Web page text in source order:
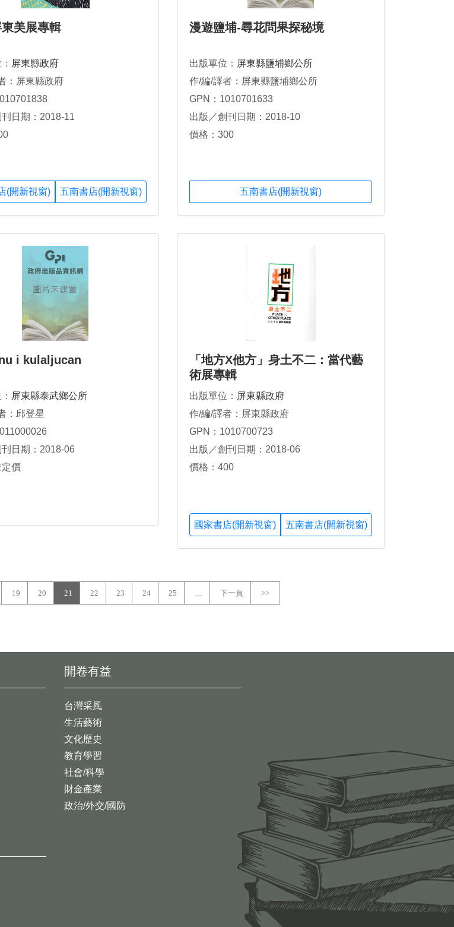
美展專輯
屏東縣政府
：屏東縣政府
日期：2018-11
(開新視窗) 五南書店(開新視窗)
漫遊鹽埔-尋花問果探秘境
出版單位： 屏東縣鹽埔鄉公所
作/編/譯者：屏東縣鹽埔鄉公所
GPN：1010701633
出版／創刊日期：2018-10
價格：300
五南書店(開新視窗)
i kulaljucan
屏東縣泰武鄉公所
：邱登星
日期：2018-06
價
「地方X他方」身土不二：當代藝
術展專輯
出版單位： 屏東縣政府
作/編/譯者：屏東縣政府
GPN：1010700723
出版／創刊日期：2018-06
價格：400
國家書店(開新視窗) 五南書店(開新視窗)
19 20 21 22 23 24 25 下一頁 >>
開卷有益
台灣采風
生活藝術
文化歷史
教育學習
社會/科學
財金產業
政治/外交/國防